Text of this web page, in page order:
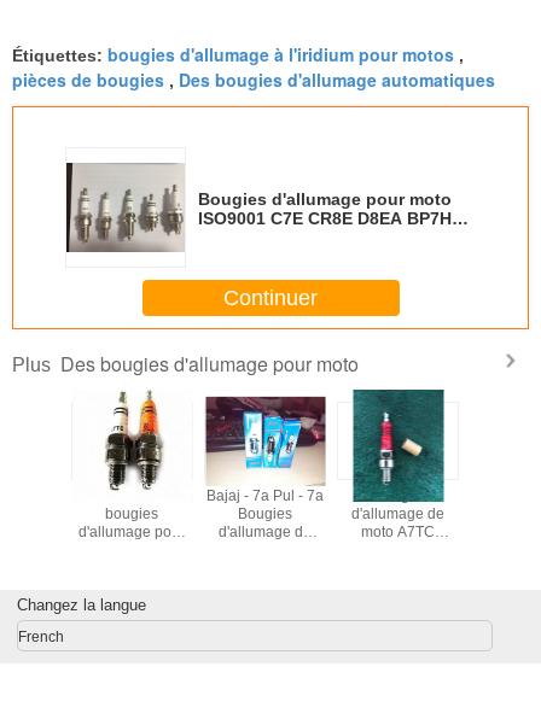
Étiquettes: bougies d'allumage à l'iridium pour motos ,
pièces de bougies , Des bougies d'allumage automatiques
Bougies d'allumage pour moto
ISO9001 C7E CR8E D8EA BP7HS
Continuer
Plus Des bougies d'allumage pour moto
Pièces de
bougies
d'allumage pour
1 fil Taille 16 mm
Hex
Bajaj - 7a Pul - 7a
Bougies
d'allumage de
Jaune Orange
Bougie
d'allumage de
moto A7TC
qualité OEM
Changez la langue
French